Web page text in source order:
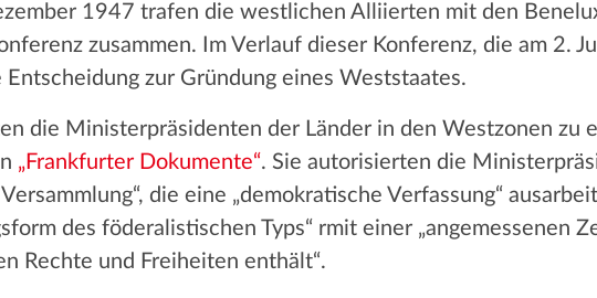
1947 trafen die westlichen Alliierten mit den
zusammen. Im Verlauf dieser Konferenz, die am 2.
zur Gründung eines Weststaates.
die Ministerpräsidenten der Länder in den Westzonen zu
„Frankfurter Dokumente“. Sie autorisierten die
die eine „demokratische Verfassung“
des föderalistischen Typs“ rmit einer „angemessenen
Rechte und Freiheiten enthält“.